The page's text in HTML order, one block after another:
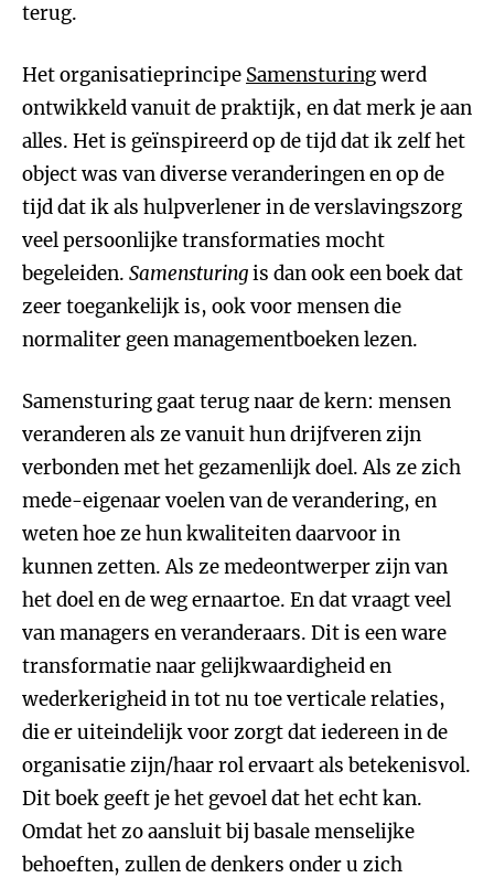
terug.
Het organisatieprincipe Samensturingwerd
ontwikkeld vanuit de praktijk, en dat merk je aan
alles. Het is geïnspireerd op de tijd dat ik zelf het
object was van diverse veranderingen en op de
tijd dat ik als hulpverlener in de verslavingszorg
veel persoonlijke transformaties mocht
begeleiden. Samensturingis dan ook een boek dat
zeer toegankelijk is, ook voor mensen die
normaliter geen managementboeken lezen.
Samensturing gaat terug naar de kern: mensen
veranderen als ze vanuit hun drijfveren zijn
verbonden met het gezamenlijk doel. Als ze zich
mede-eigenaar voelen van de verandering, en
weten hoe ze hun kwaliteiten daarvoor in
kunnen zetten. Als ze medeontwerper zijn van
het doel en de weg ernaartoe. En dat vraagt veel
van managers en veranderaars. Dit is een ware
transformatie naar gelijkwaardigheid en
wederkerigheid in tot nu toe verticale relaties,
die er uiteindelijk voor zorgt dat iedereen in de
organisatie zijn/haar rol ervaart als betekenisvol.
Dit boek geeft je het gevoel dat het echt kan.
Omdat het zo aansluit bij basale menselijke
behoeften, zullen de denkers onder u zich